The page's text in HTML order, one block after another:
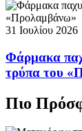
31 Ιουλίου 2026
Φάρμακα
τρύπα του
Πιο